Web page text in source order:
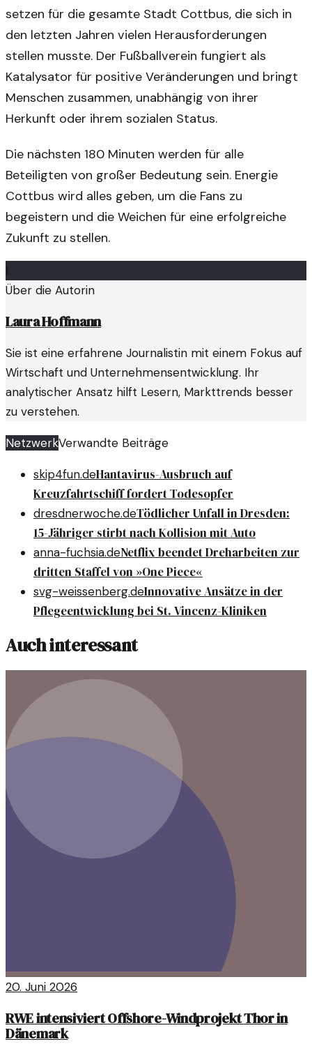
setzen für die gesamte Stadt Cottbus, die sich in
den letzten Jahren vielen Herausforderungen
stellen musste. Der Fußballverein fungiert als
Katalysator für positive Veränderungen und bringt
Menschen zusammen, unabhängig von ihrer
Herkunft oder ihrem sozialen Status.
Die nächsten 180 Minuten werden für alle
Beteiligten von großer Bedeutung sein. Energie
Cottbus wird alles geben, um die Fans zu
begeistern und die Weichen für eine erfolgreiche
Zukunft zu stellen.
L
Über die Autorin
Laura Hoffmann
Sie ist eine erfahrene Journalistin mit einem Fokus auf
Wirtschaft und Unternehmensentwicklung. Ihr
analytischer Ansatz hilft Lesern, Markttrends besser
zu verstehen.
NetzwerkVerwandte Beiträge
skip4fun.deHantavirus-Ausbruch auf
Kreuzfahrtschiff fordert Todesopfer
dresdnerwoche.deTödlicher Unfall in Dresden:
15-Jähriger stirbt nach Kollision mit Auto
anna-fuchsia.deNetflix beendet Dreharbeiten zur
dritten Staffel von »One Piece«
svg-weissenberg.deInnovative Ansätze in der
Pflegeentwicklung bei St. Vincenz-Kliniken
Auch interessant
20. Juni 2026
RWE intensiviert Offshore-Windprojekt Thor in
Dänemark